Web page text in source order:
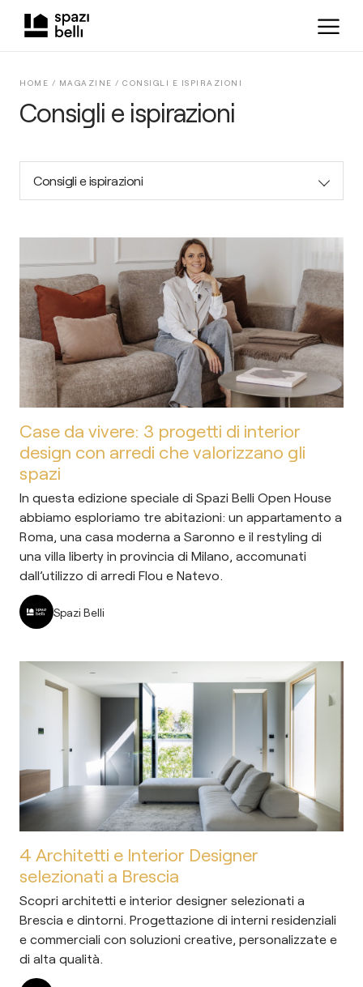
Consigli e ispirazioni
HOME / MAGAZINE / CONSIGLI E ISPIRAZIONI
Consigli e ispirazioni
Case da vivere: 3 progetti di interior
design con arredi che valorizzano gli
spazi
In questa edizione speciale di Spazi Belli Open House
abbiamo esploriamo tre abitazioni: un appartamento a
Roma, una casa moderna a Saronno e il restyling di
una villa liberty in provincia di Milano, accomunati
dall’utilizzo di arredi Flou e Natevo.
Spazi Belli
4 Architetti e Interior Designer
selezionati a Brescia
Scopri architetti e interior designer selezionati a
Brescia e dintorni. Progettazione di interni residenziali
e commerciali con soluzioni creative, personalizzate e
di alta qualità.